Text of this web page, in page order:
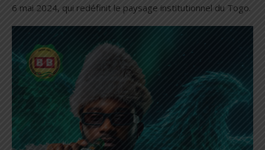
6 mai 2024, qui redéfinit le paysage institutionnel du Togo.